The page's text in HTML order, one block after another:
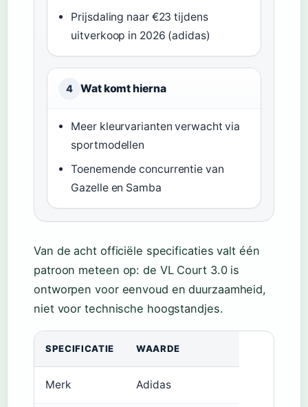
Prijsdaling naar €23 tijdens
uitverkoop in 2026 (adidas)
4 Wat komt hierna
Meer kleurvarianten verwacht via
sportmodellen
Toenemende concurrentie van
Gazelle en Samba
Van de acht officiële specificaties valt één
patroon meteen op: de VL Court 3.0 is
ontworpen voor eenvoud en duurzaamheid,
niet voor technische hoogstandjes.
SPECIFICATIE WAARDE
Merk Adidas